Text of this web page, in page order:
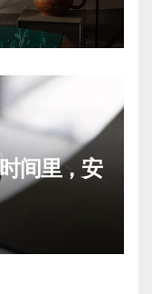
间里，安